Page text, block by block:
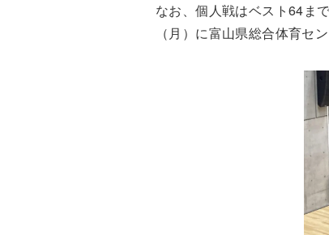
なお、個人戦はベスト64ま
（月）に富山県総合体育セ